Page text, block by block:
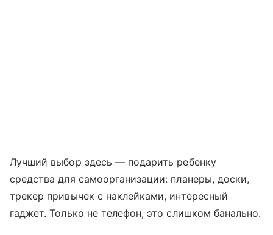
Лучший выбор здесь — подарить ребенку
средства для самоорганизации: планеры, доски,
трекер привычек с наклейками, интересный
гаджет. Только не телефон, это слишком банально.